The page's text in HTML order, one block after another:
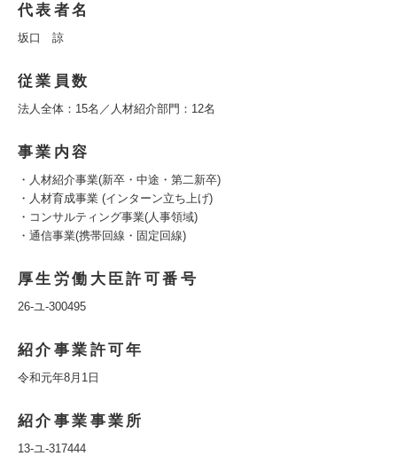
代表者名
坂口 諒
従業員数
法人全体：15名／人材紹介部門：12名
事業内容
・人材紹介事業(新卒・中途・第二新卒)
・人材育成事業 (インターン立ち上げ)
・コンサルティング事業(人事領域)
・通信事業(携帯回線・固定回線)
厚生労働大臣許可番号
26-ユ-300495
紹介事業許可年
令和元年8月1日
紹介事業事業所
13-ユ-317444